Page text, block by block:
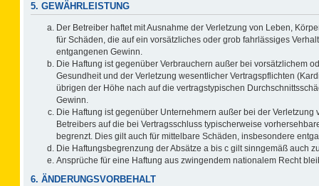
5. GEWÄHRLEISTUNG
Der Betreiber haftet mit Ausnahme der Verletzung von Leben,
für Schäden, die auf ein vorsätzliches oder grob fahrlässiges
entgangenen Gewinn.
Die Haftung ist gegenüber Verbrauchern außer bei vorsätzlichem
Gesundheit und der Verletzung wesentlicher Vertragspflichten
übrigen der Höhe nach auf die vertragstypischen
Gewinn.
Die Haftung ist gegenüber Unternehmern außer bei der
Betreibers auf die bei Vertragsschluss typischerweise
begrenzt. Dies gilt auch für mittelbare Schäden, insbesondere
Die Haftungsbegrenzung der Absätze a bis c gilt sinngemäß auch
Ansprüche für eine Haftung aus zwingendem nationalem Recht
6. ÄNDERUNGSVORBEHALT